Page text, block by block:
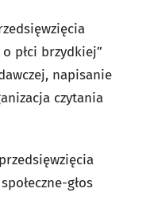
płci brzydkiej”
napisanie
czytania
głos